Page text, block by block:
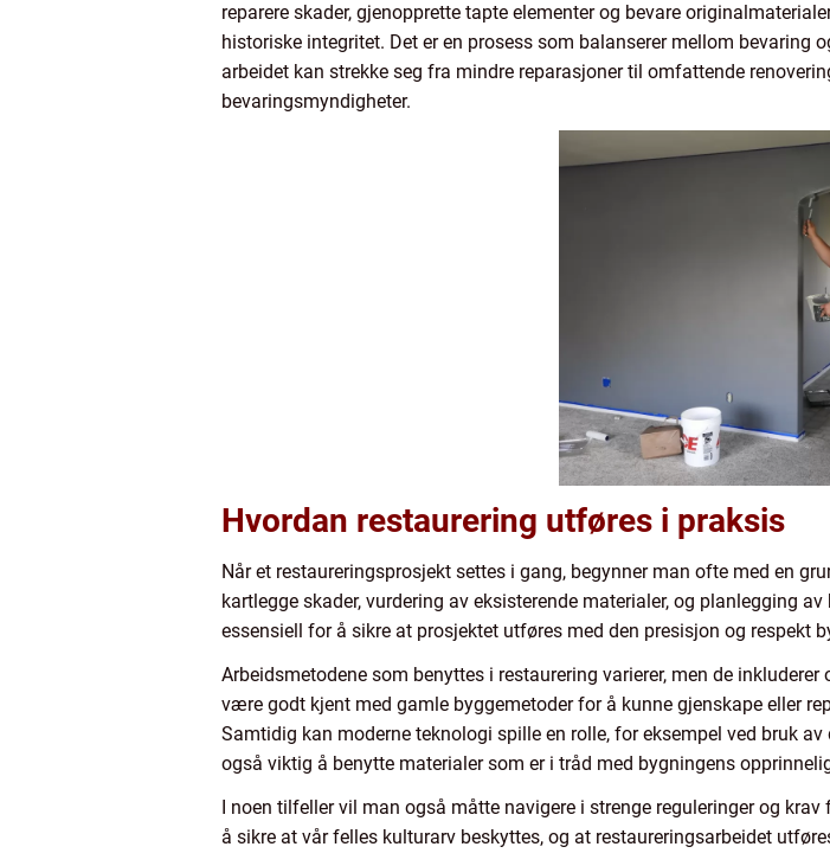
reparere skader, gjenopprette tapte elementer og bevare
historiske integritet. Det er en prosess som balanserer mellom bevaring
arbeidet kan strekke seg fra mindre reparasjoner til omfattende
bevaringsmyndigheter.
Hvordan restaurering utføres i praksis
Når et restaureringsprosjekt settes i gang, begynner man ofte med en
kartlegge skader, vurdering av eksisterende materialer, og planlegging
essensiell for å sikre at prosjektet utføres med den presisjon og respekt
Arbeidsmetodene som benyttes i restaurering varierer, men de
være godt kjent med gamle byggemetoder for å kunne gjenskape eller
Samtidig kan moderne teknologi spille en rolle, for eksempel ved bruk
også viktig å benytte materialer som er i tråd med bygningens
I noen tilfeller vil man også måtte navigere i strenge reguleringer og
å sikre at vår felles kulturarv beskyttes, og at restaureringsarbeidet